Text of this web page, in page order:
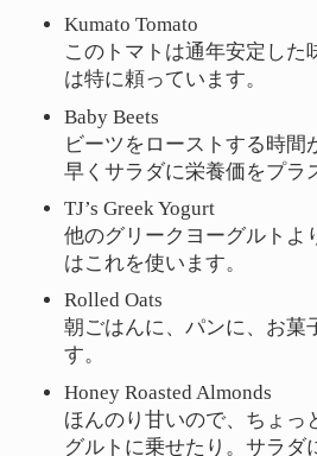
Kumato Tomato
このトマトは通年安定した
は特に頼っています。
Baby Beets
ビーツをローストする時間
早くサラダに栄養価をプラ
TJ’s Greek Yogurt
他のグリークヨーグルトよ
はこれを使います。
Rolled Oats
朝ごはんに、パンに、お菓
す。
Honey Roasted Almonds
ほんのり甘いので、ちょっ
グルトに乗せたり。サラダ